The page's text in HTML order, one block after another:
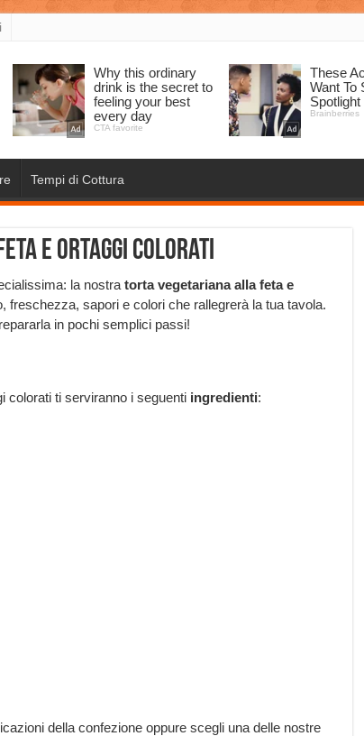
Tempi di Cottura
e ortaggi colorati
la nostra torta vegetariana alla feta e
freschezza, sapori e colori che rallegrerà la tua tavola.
in pochi semplici passi!
colorati ti serviranno i seguenti ingredienti:
della confezione oppure scegli una delle nostre